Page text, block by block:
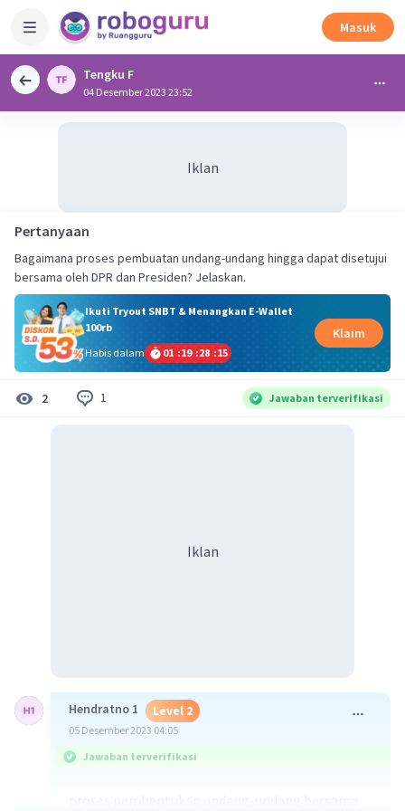
Masuk
Tengku F
04 Desember 2023 23:52
Iklan
Pertanyaan
Bagaimana proses pembuatan undang-undang hingga dapat disetujui
bersama oleh DPR dan Presiden? Jelaskan.
Ikuti Tryout SNBT & Menangkan E-Wallet
100rb
Habis dalam
01 :19 :28 :15
Klaim
2 1 Jawaban terverifikasi
Iklan
Hendratno 1 Level 2
05 Desember 2023 04:05
Jawaban terverifikasi